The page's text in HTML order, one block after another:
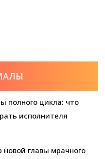
полного цикла: что
исполнителя
новой главы мрачного